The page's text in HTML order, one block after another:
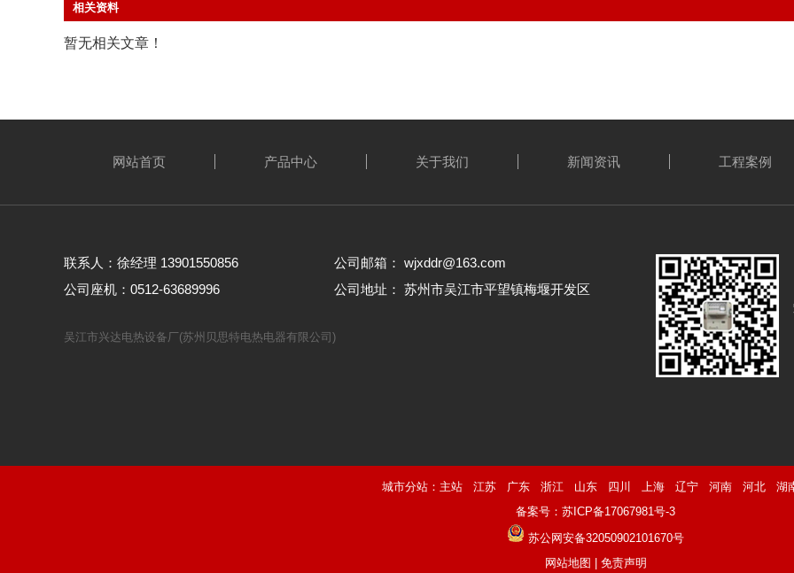
相关资料
暂无相关文章！
网站首页 产品中心 关于我们 新闻资讯 工程案例
联系人：徐经理 13901550856
公司邮箱： wjxddr@163.com
公司座机：0512-63689996
公司地址： 苏州市吴江市平望镇梅堰开发区
吴江市兴达电热设备厂(苏州贝思特电热电器有限公司)
城市分站： 主站 江苏 广东 浙江 山东 四川 上海 辽宁 河南 河北
湖
备案号： 苏ICP备17067981号-3
苏公网安备32050902101670号
网站地图
免责声明